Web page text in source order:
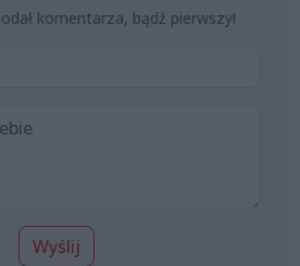
komentarza, bądź pierwszy!
Wyślij